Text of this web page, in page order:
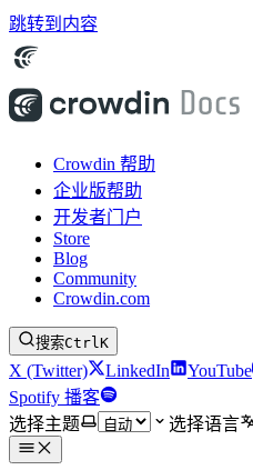
跳转到内容
Crowdin 帮助
企业版帮助
开发者门户
Store
Blog
Community
Crowdin.com
搜索CtrlK
X (Twitter) LinkedIn YouTube
Spotify 播客
选择主题
选择语言